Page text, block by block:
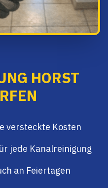
HORST
versteckte Kosten
jede Kanalreinigung
an Feiertagen